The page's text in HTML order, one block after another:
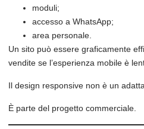
moduli;
accesso a WhatsApp;
area personale.
Un sito può essere graficamente
vendite se l’esperienza mobile è
Il design responsive non è un
È parte del progetto commerciale.